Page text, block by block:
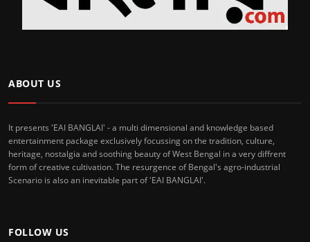
ABOUT US
It presents 'EAI BANGLAI' - a multi dimensional and knowledge based
entertainment package exclusively focussing on the tradition, culture,
heritage, nostalgia and soothing beauty of West Bengal in a very diffrent
form of creative cultivation. The resurgence of Bengal's agro-industrial
Scenario is also an inevitable part of 'EAI BANGLAI'.
FOLLOW US